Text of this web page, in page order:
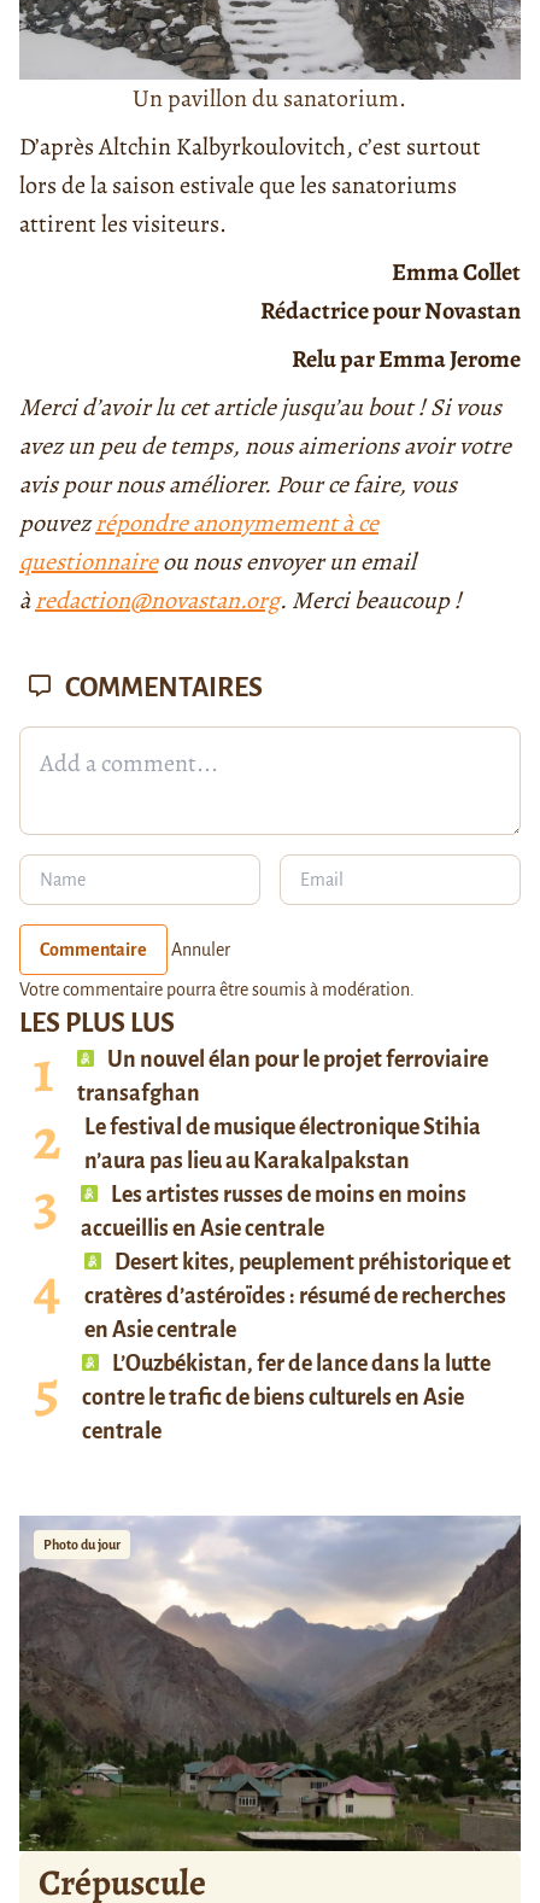
Un pavillon du sanatorium.
D’après Altchin Kalbyrkoulovitch, c’est surtout
lors de la saison estivale que les sanatoriums
attirent les visiteurs.
Emma Collet
Rédactrice pour Novastan
Relu par Emma Jerome
Merci d’avoir lu cet article jusqu’au bout ! Si vous
avez un peu de temps, nous aimerions avoir votre
avis pour nous améliorer. Pour ce faire, vous
pouvezrépondre anonymement à ce
questionnaireou nous envoyer un email
àredaction@novastan.org. Merci beaucoup !
LES PLUS LUS
Un nouvel élan pour le projet ferroviaire
transafghan
Le festival de musique électronique Stihia
n’aura pas lieu au Karakalpakstan
Les artistes russes de moins en moins
accueillis en Asie centrale
Desert kites, peuplement préhistorique et
cratères d’astéroïdes : résumé de recherches
en Asie centrale
L’Ouzbékistan, fer de lance dans la lutte
contre le trafic de biens culturels en Asie
centrale
Photo du jour
Crépuscule
COMMENTAIRES
Commentaire Annuler
Votre commentaire pourra être soumis à modération.